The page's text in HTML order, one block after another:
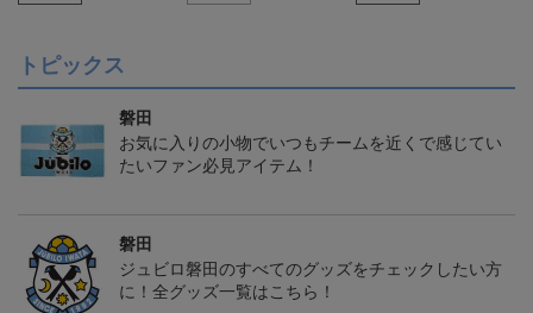
トピックス
磐田
お気に入りの小物でいつもチームを近くで感じてい
たいファン必見アイテム！
磐田
ジュビロ磐田のすべてのグッズをチェックしたい方
に！全グッズ一覧はこちら！